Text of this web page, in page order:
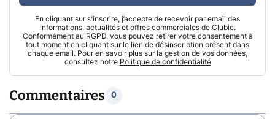
En cliquant sur s'inscrire, j’accepte de recevoir par email des
informations, actualités et offres commerciales de Clubic.
Conformément au RGPD, vous pouvez retirer votre consentement à
tout moment en cliquant sur le lien de désinscription présent dans
chaque email. Pour en savoir plus sur la gestion de vos données,
consultez notre Politique de confidentialité
Commentaires 0